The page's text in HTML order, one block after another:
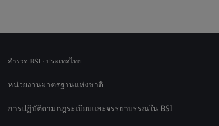
สำรวจ BSI - ประเทศไทย
หน่วยงานมาตรฐานแห่งชาติ
การปฏิบัติตามกฎระเบียบและจรรยาบรรณใน BSI